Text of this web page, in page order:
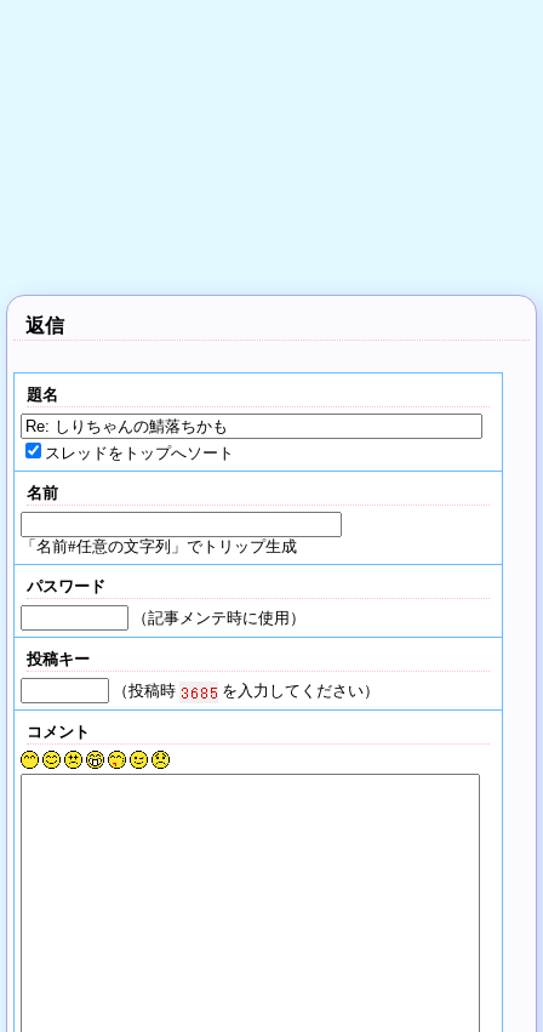
返信
題名
スレッドをトップへソート
名前
「名前#任意の文字列」でトリップ生成
パスワード
（記事メンテ時に使用）
投稿キー
（投稿時
を入力してください）
コメント